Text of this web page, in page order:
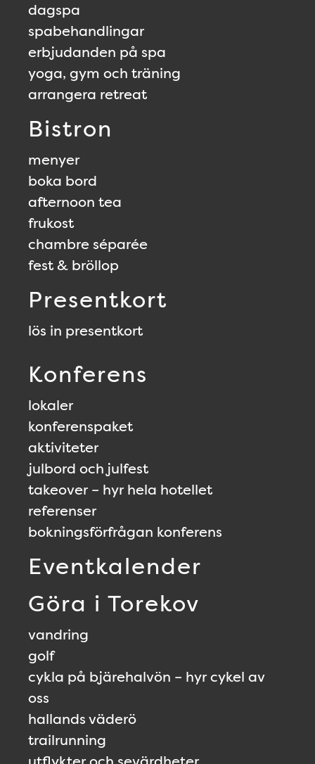
dagspa
spabehandlingar
erbjudanden på spa
yoga, gym och träning
arrangera retreat
Bistron
menyer
boka bord
afternoon tea
frukost
chambre séparée
fest & bröllop
Presentkort
lös in presentkort
Konferens
lokaler
konferenspaket
aktiviteter
julbord och julfest
takeover – hyr hela hotellet
referenser
bokningsförfrågan konferens
Eventkalender
Göra i Torekov
vandring
golf
cykla på bjärehalvön – hyr cykel av
oss
hallands väderö
trailrunning